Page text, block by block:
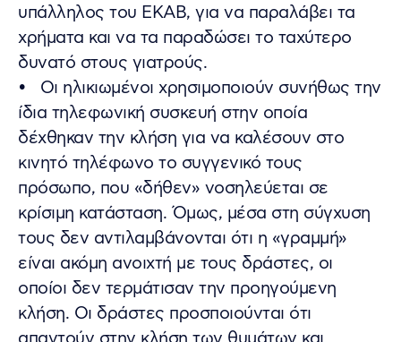
υπάλληλος του ΕΚΑΒ, για να παραλάβει τα
χρήματα και να τα παραδώσει το ταχύτερο
δυνατό στους γιατρούς.
• Οι ηλικιωμένοι χρησιμοποιούν συνήθως την
ίδια τηλεφωνική συσκευή στην οποία
δέχθηκαν την κλήση για να καλέσουν στο
κινητό τηλέφωνο το συγγενικό τους
πρόσωπο, που «δήθεν» νοσηλεύεται σε
κρίσιμη κατάσταση. Όμως, μέσα στη σύγχυση
τους δεν αντιλαμβάνονται ότι η «γραμμή»
είναι ακόμη ανοιχτή με τους δράστες, οι
οποίοι δεν τερμάτισαν την προηγούμενη
κλήση. Οι δράστες προσποιούνται ότι